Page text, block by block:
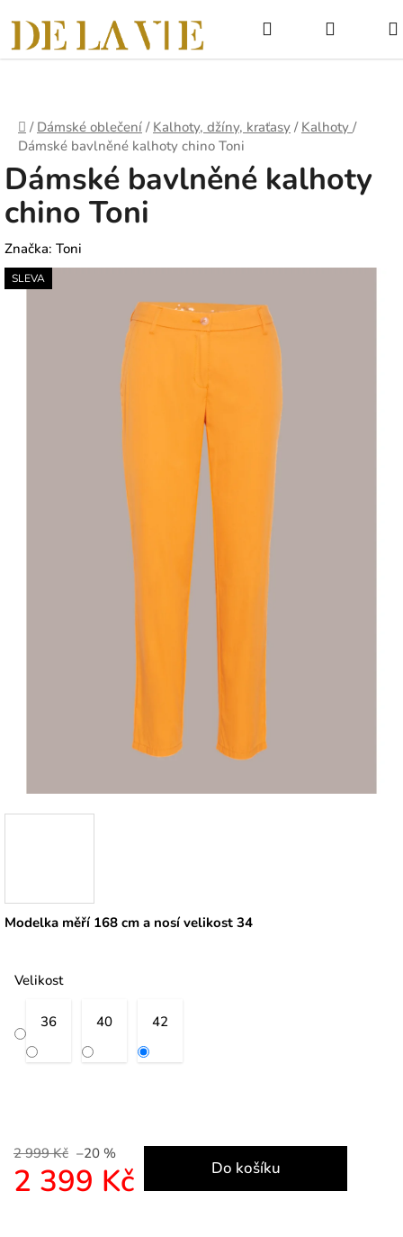
na
obsah
NÁKUPNÍ
KOŠÍK
Domů
/ Dámské oblečení / Kalhoty, džíny, kraťasy / Kalhoty /
Dámské bavlněné kalhoty chino Toni
Modelka měří 168 cm a nosí velikost 34
Velikost
36 40 42
2 999 Kč –20 %
2 399 Kč Do košíku
Dámské bavlněné kalhoty
chino Toni
Značka: Toni
SLEVA